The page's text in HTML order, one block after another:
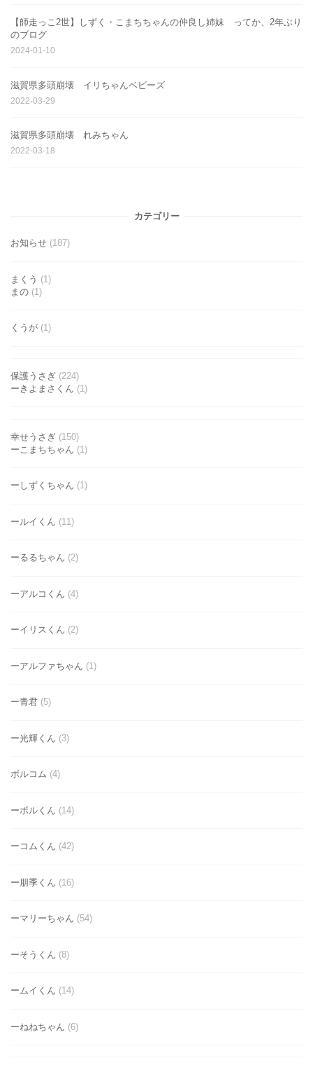
【師走っこ2世】しずく・こまちちゃんの仲良し姉妹 ってか、2年ぶり
のブログ
2024-01-10
滋賀県多頭崩壊 イリちゃんベビーズ
2022-03-29
滋賀県多頭崩壊 れみちゃん
2022-03-18
カテゴリー
お知らせ (187)
まくう (1)
まの (1)
くうが (1)
保護うさぎ (224)
ーきよまさくん (1)
幸せうさぎ (150)
ーこまちちゃん (1)
ーしずくちゃん (1)
ールイくん (11)
ーるるちゃん (2)
ーアルコくん (4)
ーイリスくん (2)
ーアルファちゃん (1)
ー青君 (5)
ー光輝くん (3)
ボルコム (4)
ーボルくん (14)
ーコムくん (42)
ー朋季くん (16)
ーマリーちゃん (54)
ーそうくん (8)
ームイくん (14)
ーねねちゃん (6)